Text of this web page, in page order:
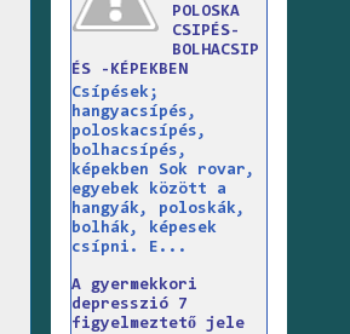
POLOSKA
CSIPÉS-
BOLHACSIP
ÉS -KÉPEKBEN
Csípések;
hangyacsípés,
poloskacsípés,
bolhacsípés,
képekben Sok rovar,
egyebek között a
hangyák, poloskák,
bolhák, képesek
csípni. E...
A gyermekkori
depresszió 7
figyelmeztető jele